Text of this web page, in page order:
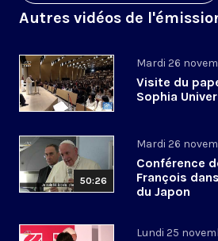
Autres vidéos de
Mardi 26
Visite du
Sophia
50:26
Mardi 26
Conférence
François
du Japon
Lundi 25